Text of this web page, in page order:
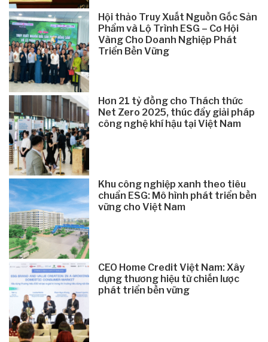
Hội thảo Truy Xuất Nguồn Gốc Sản
Phẩm và Lộ Trình ESG – Cơ Hội
Vàng Cho Doanh Nghiệp Phát
Triển Bền Vững
Hơn 21 tỷ đồng cho Thách thức
Net Zero 2025, thúc đẩy giải pháp
công nghệ khí hậu tại Việt Nam
Khu công nghiệp xanh theo tiêu
chuẩn ESG: Mô hình phát triển bền
vững cho Việt Nam
CEO Home Credit Việt Nam: Xây
dựng thương hiệu từ chiến lược
phát triển bền vững